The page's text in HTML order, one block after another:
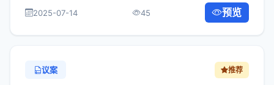
属机构： 为深入贯彻落实习近平总书记...
2025-07-14 45 预览
议案 推荐